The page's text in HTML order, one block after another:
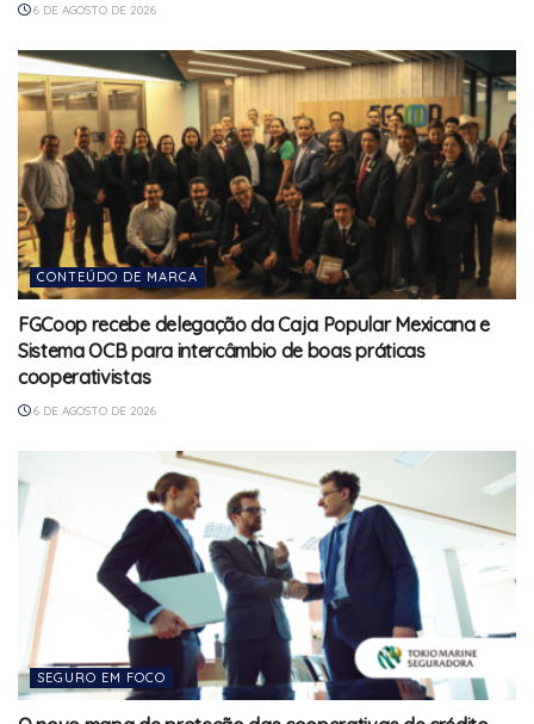
6 DE AGOSTO DE 2026
CONTEÚDO DE MARCA
FGCoop recebe delegação da Caja Popular Mexicana e
Sistema OCB para intercâmbio de boas práticas
cooperativistas
6 DE AGOSTO DE 2026
SEGURO EM FOCO